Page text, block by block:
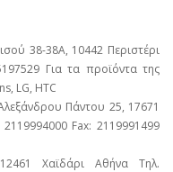
38-38Α, 10442 Περιστέρι
Για τα προϊόντα της
LG, HTC
Πάντου 25, 17671
Fax: 2119991499
Χαϊδάρι Αθήνα Τηλ.